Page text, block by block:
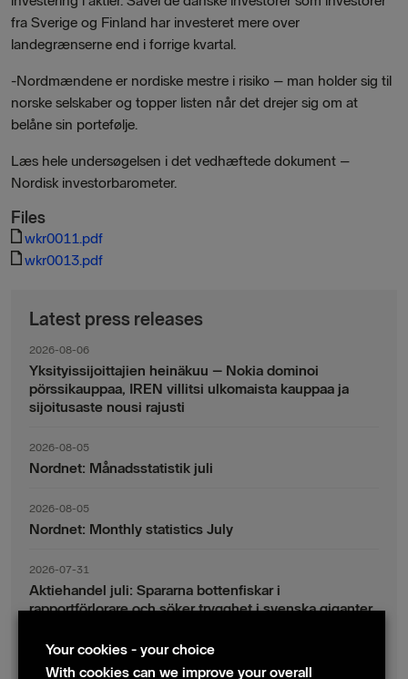
fra Sverige og Finland har investeret mere over
landegrænserne end i forrige kvartal.
-Nordmændene er nordiske mestre i risiko – man holder sig til
norske selskaber og topper listen når det drejer sig om at
belåne sin portefølje.
Læs hele undersøgelsen i det vedhæftede dokument –
Nordisk investorbarometer.
Files
wkr0011.pdf
wkr0013.pdf
Latest press releases
2026-08-06
Yksityissijoittajien heinäkuu – Nokia dominoi
pörssikauppaa, IREN villitsi ulkomaista kauppaa ja
sijoitusaste nousi rajusti
2026-08-05
Nordnet: Månadsstatistik juli
2026-08-05
Nordnet: Monthly statistics July
2026-07-31
Aktiehandel juli: Spararna bottenfiskar i
rapportförlorare och söker trygghet i svenska giganter
2026-07-30
Fondsparande juli: Vinsthemtagningar i teknik – men
Your cookies - your choice
With cookies can we improve your overall